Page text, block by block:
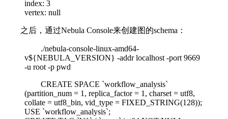
index: 3
vertex: null
之后，通过Nebula Console来创建图的schema：
./nebula-console-linux-amd64-
v${NEBULA_VERSION} -addr localhost -port 9669
-u root -p pwd
CREATE SPACE `workflow_analysis`
(partition_num = 1, replica_factor = 1, charset = utf8,
collate = utf8_bin, vid_type = FIXED_STRING(128));
USE `workflow_analysis`;